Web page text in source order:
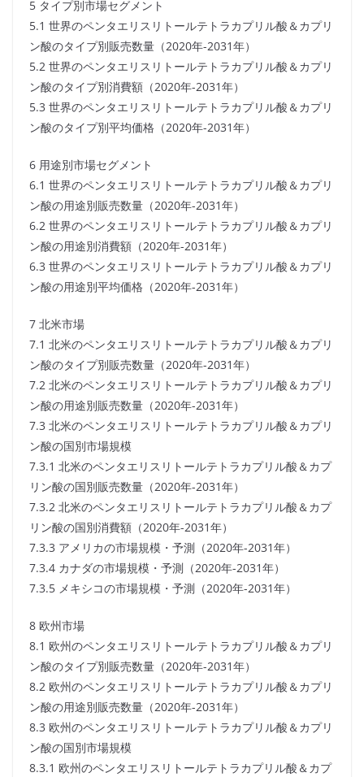
5 タイプ別市場セグメント
5.1 世界のペンタエリスリトールテトラカプリル酸＆カプリ
ン酸のタイプ別販売数量（2020年-2031年）
5.2 世界のペンタエリスリトールテトラカプリル酸＆カプリ
ン酸のタイプ別消費額（2020年-2031年）
5.3 世界のペンタエリスリトールテトラカプリル酸＆カプリ
ン酸のタイプ別平均価格（2020年-2031年）
6 用途別市場セグメント
6.1 世界のペンタエリスリトールテトラカプリル酸＆カプリ
ン酸の用途別販売数量（2020年-2031年）
6.2 世界のペンタエリスリトールテトラカプリル酸＆カプリ
ン酸の用途別消費額（2020年-2031年）
6.3 世界のペンタエリスリトールテトラカプリル酸＆カプリ
ン酸の用途別平均価格（2020年-2031年）
7 北米市場
7.1 北米のペンタエリスリトールテトラカプリル酸＆カプリ
ン酸のタイプ別販売数量（2020年-2031年）
7.2 北米のペンタエリスリトールテトラカプリル酸＆カプリ
ン酸の用途別販売数量（2020年-2031年）
7.3 北米のペンタエリスリトールテトラカプリル酸＆カプリ
ン酸の国別市場規模
7.3.1 北米のペンタエリスリトールテトラカプリル酸＆カプ
リン酸の国別販売数量（2020年-2031年）
7.3.2 北米のペンタエリスリトールテトラカプリル酸＆カプ
リン酸の国別消費額（2020年-2031年）
7.3.3 アメリカの市場規模・予測（2020年-2031年）
7.3.4 カナダの市場規模・予測（2020年-2031年）
7.3.5 メキシコの市場規模・予測（2020年-2031年）
8 欧州市場
8.1 欧州のペンタエリスリトールテトラカプリル酸＆カプリ
ン酸のタイプ別販売数量（2020年-2031年）
8.2 欧州のペンタエリスリトールテトラカプリル酸＆カプリ
ン酸の用途別販売数量（2020年-2031年）
8.3 欧州のペンタエリスリトールテトラカプリル酸＆カプリ
ン酸の国別市場規模
8.3.1 欧州のペンタエリスリトールテトラカプリル酸＆カプ